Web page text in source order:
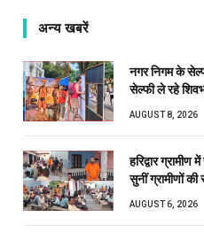
अन्य खबरें
नगर निगम के
सेल्फी ले रहे
AUGUST 8, 2026
हरिद्वार
सुनीं ग्रामीणों
AUGUST 6, 2026